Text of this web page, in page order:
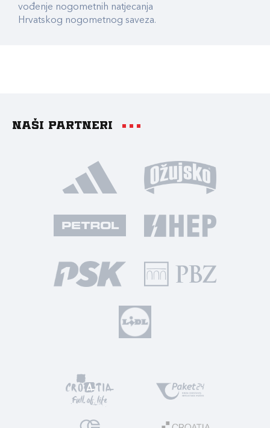
vođenje nogometnih natjecanja
Hrvatskog nogometnog saveza.
Naši partneri